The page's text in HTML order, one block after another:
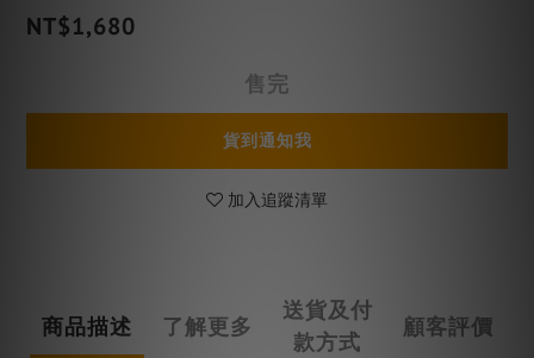
NT$1,680
售完
貨到通知我
加入追蹤清單
商品描述 了解更多
送貨及付
款方式
顧客評價